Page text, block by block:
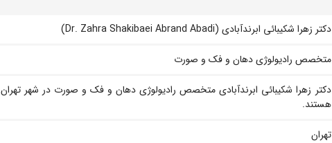
دکتر زهرا شکیبائی ابرندآبادی (Dr. Zahra Shakibaei Abrand Abadi)
متخصص رادیولوژی دهان و فک و صورت
دکتر زهرا شکیبائی ابرندآبادی متخصص رادیولوژی دهان و فک و صورت در شهر تهران
هستند.
تهران